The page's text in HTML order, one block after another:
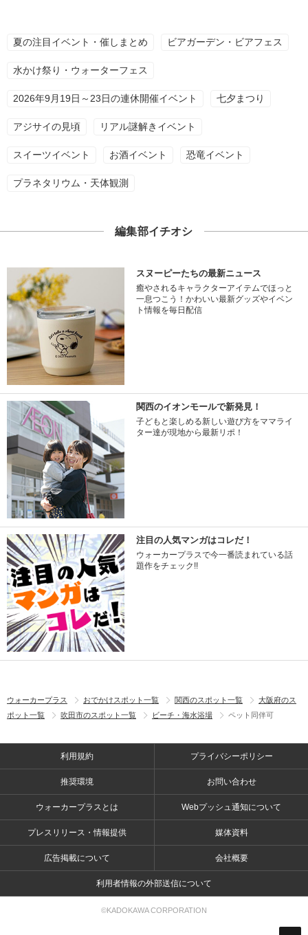
夏の注目イベント・催しまとめ ビアガーデン・ビアフェス
水かけ祭り・ウォーターフェス
2026年9月19日～23日の連休開催イベント 七夕まつり
アジサイの見頃 リアル謎解きイベント
スイーツイベント お酒イベント 恐竜イベント
プラネタリウム・天体観測
編集部イチオシ
スヌーピーたちの最新ニュース
癒やされるキャラクターアイテムでほっと
一息つこう！かわいい最新グッズやイベン
ト情報を毎日配信
関西のイオンモールで新発見！
子どもと楽しめる新しい遊び方をママライ
ター達が現地から最新リポ！
注目の人気マンガはコレだ！
ウォーカープラスで今一番読まれている話
題作をチェック!!
ウォーカープラス おでかけスポット一覧 関西のスポット一覧
大阪府のス
ポット一覧
吹田市のスポット一覧 ビーチ・海水浴場 ペット同伴可
利用規約 プライバシーポリシー
推奨環境 お問い合わせ
ウォーカープラスとは Webプッシュ通知について
プレスリリース・情報提供 媒体資料
広告掲載について 会社概要
利用者情報の外部送信について
©KADOKAWA CORPORATION